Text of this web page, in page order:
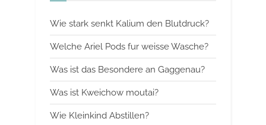
o
s
t
Wie stark senkt Kalium den Blutdruck?
Welche Ariel Pods fur weisse Wasche?
Was ist das Besondere an Gaggenau?
Was ist Kweichow moutai?
Wie Kleinkind Abstillen?